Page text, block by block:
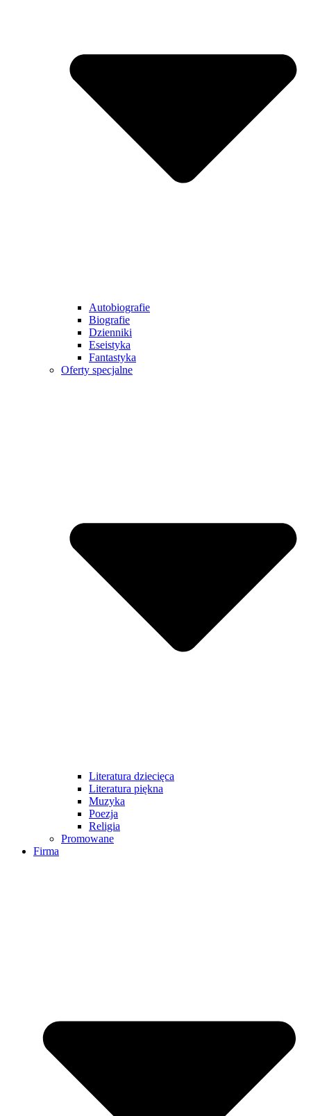
Autobiografie
Biografie
Dzienniki
Eseistyka
Fantastyka
Oferty specjalne
Literatura dziecięca
Literatura piękna
Muzyka
Poezja
Religia
Promowane
Firma